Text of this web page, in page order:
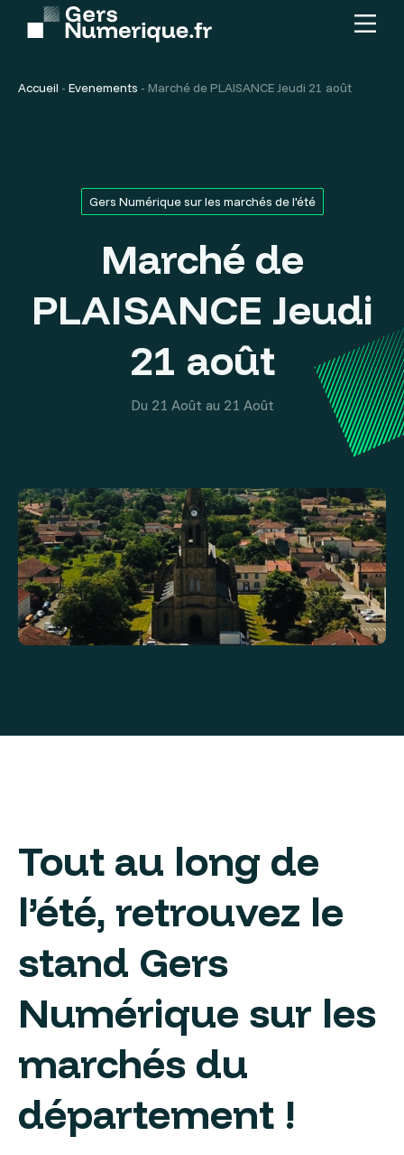
Contenu
principal
Menu
Accueil - Evenements - Marché de PLAISANCE Jeudi 21 août
Gers Numérique sur les marchés de l'été
Marché de
PLAISANCE Jeudi
21 août
Du 21 Août au 21 Août
Tout au long de
l’été, retrouvez le
stand Gers
Numérique sur les
marchés du
département !